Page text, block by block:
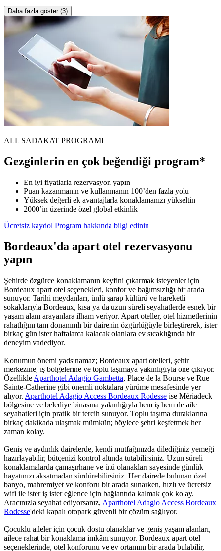
Daha fazla göster (3)
ALL SADAKAT PROGRAMI
Gezginlerin en çok beğendiği program*
En iyi fiyatlarla rezervasyon yapın
Puan kazanmanın ve kullanmanın 100’den fazla yolu
Yüksek değerli ek avantajlarla konaklamanızı yükseltin
2000’in üzerinde özel global etkinlik
Ücretsiz kaydol Program hakkında bilgi edinin
Bordeaux'da apart otel rezervasyonu
yapın
Şehirde özgürce konaklamanın keyfini çıkarmak isteyenler için
Bordeaux apart otel seçenekleri, konfor ve bağımsızlığı bir arada
sunuyor. Tarihi meydanları, ünlü şarap kültürü ve hareketli
sokaklarıyla Bordeaux, kısa ya da uzun süreli seyahatlerde esnek bir
yaşam alanı arayanlara ilham veriyor. Apart oteller, otel hizmetlerinin
rahatlığını tam donanımlı bir dairenin özgürlüğüyle birleştirerek, ister
birkaç gün ister haftalarca kalacak olanlara ev sıcaklığında bir
deneyim vadediyor.
Konumun önemi yadsınamaz; Bordeaux apart otelleri, şehir
merkezine, iş bölgelerine ve toplu taşımaya yakınlığıyla öne çıkıyor.
Özellikle Aparthotel Adagio Gambetta, Place de la Bourse ve Rue
Sainte-Catherine gibi önemli noktalara yürüme mesafesinde yer
alıyor. Aparthotel Adagio Access Bordeaux Rodesse ise Mériadeck
bölgesine ve belediye binasına yakınlığıyla hem iş hem de aile
seyahatleri için pratik bir tercih sunuyor. Toplu taşıma duraklarına
birkaç dakikada ulaşmak mümkün; böylece şehri keşfetmek her
zaman kolay.
Geniş ve aydınlık dairelerde, kendi mutfağınızda dilediğiniz yemeği
hazırlayabilir, bütçenizi kontrol altında tutabilirsiniz. Uzun süreli
konaklamalarda çamaşırhane ve ütü olanakları sayesinde günlük
hayatınızı aksatmadan sürdürebilirsiniz. Her dairede bulunan özel
banyo, mahremiyet ve konforu bir arada sunarken, hızlı ve ücretsiz
wifi ile ister iş ister eğlence için bağlantıda kalmak çok kolay.
Aracınızla seyahat ediyorsanız, Aparthotel Adagio Access Bordeaux
Rodesse'deki kapalı otopark güvenli bir çözüm sağlıyor.
Çocuklu aileler için çocuk dostu olanaklar ve geniş yaşam alanları,
ailece rahat bir konaklama imkânı sunuyor. Bordeaux apart otel
seçeneklerinde, otel konforunu ve ev ortamını bir arada bulabilir,